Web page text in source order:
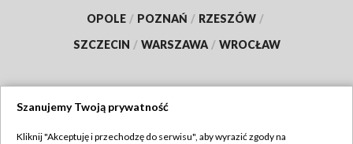
OPOLE / POZNAŃ / RZESZÓW /
SZCZECIN / WARSZAWA / WROCŁAW
Szanujemy Twoją prywatność
Kliknij "Akceptuję i przechodzę do serwisu", aby wyrazić zgody na